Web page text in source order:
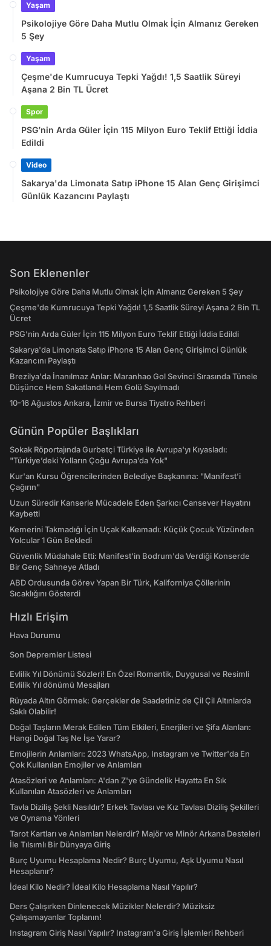
Yaşam
Psikolojiye Göre Daha Mutlu Olmak İçin Almanız Gereken
5 Şey
Yaşam
Çeşme'de Kumrucuya Tepki Yağdı! 1,5 Saatlik Süreyi
Aşana 2 Bin TL Ücret
Spor
PSG’nin Arda Güler İçin 115 Milyon Euro Teklif Ettiği İddia
Edildi
Video
Sakarya'da Limonata Satıp iPhone 15 Alan Genç Girişimci
Günlük Kazancını Paylaştı
Son Eklenenler
Psikolojiye Göre Daha Mutlu Olmak İçin Almanız Gereken 5 Şey
Çeşme'de Kumrucuya Tepki Yağdı! 1,5 Saatlik Süreyi Aşana 2 Bin TL
Ücret
PSG’nin Arda Güler İçin 115 Milyon Euro Teklif Ettiği İddia Edildi
Sakarya'da Limonata Satıp iPhone 15 Alan Genç Girişimci Günlük
Kazancını Paylaştı
Brezilya'da İnanılmaz Anlar: Maranhao Gol Sevinci Sırasında Tünele
Düşünce Hem Sakatlandı Hem Golü Sayılmadı
10-16 Ağustos Ankara, İzmir ve Bursa Tiyatro Rehberi
Günün Popüler Başlıkları
Sokak Röportajında Gurbetçi Türkiye ile Avrupa'yı Kıyasladı:
"Türkiye’deki Yolların Çoğu Avrupa’da Yok"
Kur'an Kursu Öğrencilerinden Belediye Başkanına: "Manifest’i
Çağırın"
Uzun Süredir Kanserle Mücadele Eden Şarkıcı Cansever Hayatını
Kaybetti
Kemerini Takmadığı İçin Uçak Kalkamadı: Küçük Çocuk Yüzünden
Yolcular 1 Gün Bekledi
Güvenlik Müdahale Etti: Manifest'in Bodrum'da Verdiği Konserde
Bir Genç Sahneye Atladı
ABD Ordusunda Görev Yapan Bir Türk, Kaliforniya Çöllerinin
Sıcaklığını Gösterdi
Hızlı Erişim
Hava Durumu
Son Depremler Listesi
Evlilik Yıl Dönümü Sözleri! En Özel Romantik, Duygusal ve Resimli
Evlilik Yıl dönümü Mesajları
Rüyada Altın Görmek: Gerçekler de Saadetiniz de Çil Çil Altınlarda
Saklı Olabilir!
Doğal Taşların Merak Edilen Tüm Etkileri, Enerjileri ve Şifa Alanları:
Hangi Doğal Taş Ne İşe Yarar?
Emojilerin Anlamları: 2023 WhatsApp, Instagram ve Twitter'da En
Çok Kullanılan Emojiler ve Anlamları
Atasözleri ve Anlamları: A'dan Z'ye Gündelik Hayatta En Sık
Kullanılan Atasözleri ve Anlamları
Tavla Diziliş Şekli Nasıldır? Erkek Tavlası ve Kız Tavlası Diziliş Şekilleri
ve Oynama Yönleri
Tarot Kartları ve Anlamları Nelerdir? Majör ve Minör Arkana Desteleri
İle Tılsımlı Bir Dünyaya Giriş
Burç Uyumu Hesaplama Nedir? Burç Uyumu, Aşk Uyumu Nasıl
Hesaplanır?
İdeal Kilo Nedir? İdeal Kilo Hesaplama Nasıl Yapılır?
Ders Çalışırken Dinlenecek Müzikler Nelerdir? Müziksiz
Çalışamayanlar Toplanın!
Instagram Giriş Nasıl Yapılır? Instagram'a Giriş İşlemleri Rehberi